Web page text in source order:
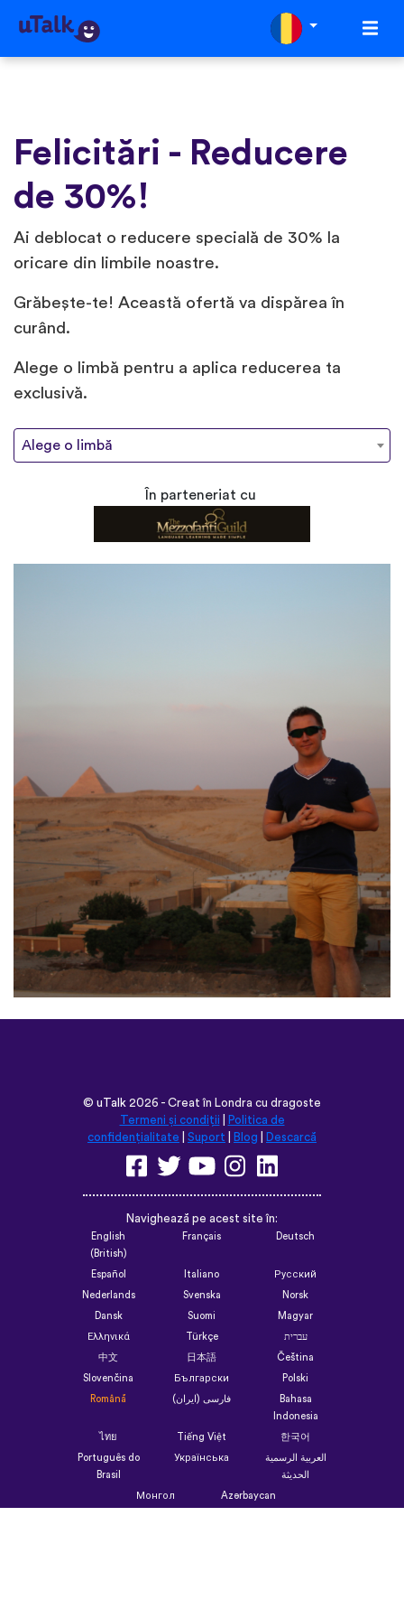
Felicitări - Reducere
de 30%!
Ai deblocat o reducere specială de 30% la
oricare din limbile noastre.
Grăbește-te! Această ofertă va dispărea în
curând.
Alege o limbă pentru a aplica reducerea ta
exclusivă.
Alege o limbă
În parteneriat cu
© uTalk 2026 - Creat în Londra cu dragoste
Termeni și condiții
Politica de
confidențialitate
Suport Blog Descarcă
Navighează pe acest site în:
English
(British)
Français Deutsch
Español Italiano Русский
Nederlands Svenska Norsk
Dansk Suomi Magyar
Ελληνικά Türkçe עברית
中文 日本語 Čeština
Slovenčina Български Polski
Română فارسی (ایران)
Bahasa
Indonesia
ไทย Tiếng Việt 한국어
Português do
Brasil
Українська
العربية الرسمية
الحديثة
Монгол
Azərbaycan